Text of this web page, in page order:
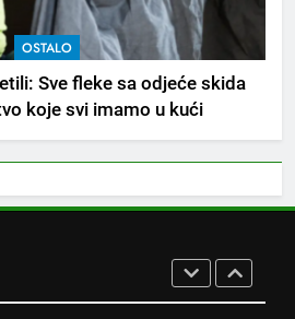
OSTALO
Sve fleke sa odjeće skida
koje svi imamo u kući
od smreke – prirodni
koji se često spominje
šećerne bolesti
čak će se i “suhi štap”
ukorijeniti! Stari vrtlarski trik koji
baštovani čuvaju